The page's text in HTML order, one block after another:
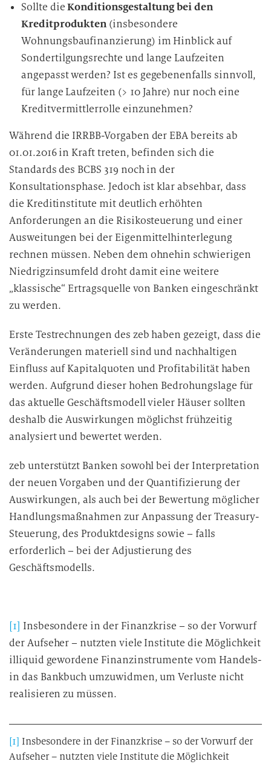
Sollte dieKonditionsgestaltung bei den
Kreditprodukten (insbesondere
Wohnungsbaufinanzierung) im Hinblick auf
Sondertilgungsrechte und lange Laufzeiten
angepasst werden? Ist es gegebenenfalls sinnvoll,
für lange Laufzeiten (> 10 Jahre) nur noch eine
Kreditvermittlerrolle einzunehmen?
Während die IRRBB-Vorgaben der EBA bereits ab
01.01.2016 in Kraft treten, befinden sich die
Standards des BCBS 319 noch in der
Konsultationsphase. Jedoch ist klar absehbar, dass
die Kreditinstitute mit deutlich erhöhten
Anforderungen an die Risikosteuerung und einer
Ausweitungen bei der Eigenmittelhinterlegung
rechnen müssen. Neben dem ohnehin schwierigen
Niedrigzinsumfeld droht damit eine weitere
„klassische“ Ertragsquelle von Banken eingeschränkt
zu werden.
Erste Testrechnungen des zeb haben gezeigt, dass die
Veränderungen materiell sind und nachhaltigen
Einfluss auf Kapitalquoten und Profitabilität haben
werden. Aufgrund dieser hohen Bedrohungslage für
das aktuelle Geschäftsmodell vieler Häuser sollten
deshalb die Auswirkungen möglichst frühzeitig
analysiert und bewertet werden.
zeb unterstützt Banken sowohl bei der Interpretation
der neuen Vorgaben und der Quantifizierung der
Auswirkungen, als auch bei der Bewertung möglicher
Handlungsmaßnahmen zur Anpassung der Treasury-
Steuerung, des Produktdesigns sowie – falls
erforderlich – bei der Adjustierung des
Geschäftsmodells.
[1] Insbesondere in der Finanzkrise – so der Vorwurf
der Aufseher – nutzten viele Institute die Möglichkeit
illiquid gewordene Finanzinstrumente vom Handels-
in das Bankbuch umzuwidmen, um Verluste nicht
realisieren zu müssen.
[1] Insbesondere in der Finanzkrise – so der Vorwurf der
Aufseher – nutzten viele Institute die Möglichkeit